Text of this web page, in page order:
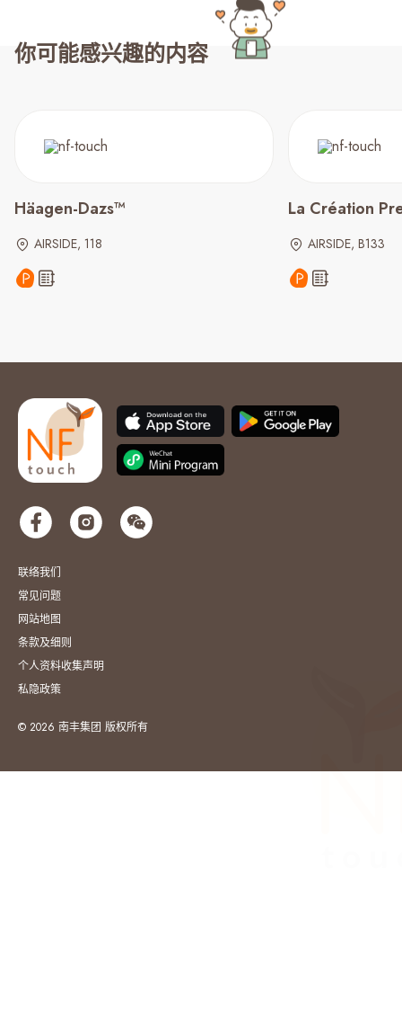
你可能感兴趣的内容
Häagen-Dazs™
AIRSIDE, 118
La Création
AIRSIDE, B133
联络我们
常见问题
网站地图
条款及细则
个人资料收集声明
私隐政策
© 2026 南丰集团 版权所有